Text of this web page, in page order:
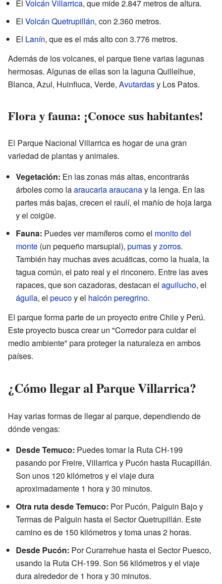
El Volcán Villarrica, que mide 2.847 metros de altura.
El Volcán Quetrupillán, con 2.360 metros.
El Lanín, que es el más alto con 3.776 metros.
Además de los volcanes, el parque tiene varias lagunas
hermosas. Algunas de ellas son la laguna Quillelhue,
Blanca, Azul, Huinfiuca, Verde, Avutardasy Los Patos.
Flora y fauna: ¡Conoce sus habitantes!
El Parque Nacional Villarrica es hogar de una gran
variedad de plantas y animales.
Vegetación: En las zonas más altas, encontrarás
árboles como laaraucaria araucanay la lenga. En las
partes más bajas, crecen el raulí, el mañío de hoja larga
y el coigüe.
Fauna: Puedes ver mamíferos como el monito del
monte (un pequeño marsupial), pumasyzorros.
También hay muchas aves acuáticas, como la huala, la
tagua común, el pato real y el rinconero. Entre las aves
rapaces, que son cazadoras, destacan el aguilucho, el
águila, el peucoy el halcón peregrino.
El parque forma parte de un proyecto entre Chile y Perú.
Este proyecto busca crear un "Corredor para cuidar el
medio ambiente" para proteger la naturaleza en ambos
países.
¿Cómo llegar al Parque Villarrica?
Hay varias formas de llegar al parque, dependiendo de
dónde vengas:
Desde Temuco: Puedes tomar la Ruta CH-199
pasando por Freire, Villarrica y Pucón hasta Rucapillán.
Son unos 120 kilómetros y el viaje dura
aproximadamente 1 hora y 30 minutos.
Otra ruta desde Temuco: Por Pucón, Palguin Bajo y
Termas de Palguin hasta el Sector Quetrupillán. Este
camino es de 150 kilómetros y toma unas 2 horas.
Desde Pucón: Por Curarrehue hasta el Sector Puesco,
usando la Ruta CH-199. Son 56 kilómetros y el viaje
dura alrededor de 1 hora y 30 minutos.